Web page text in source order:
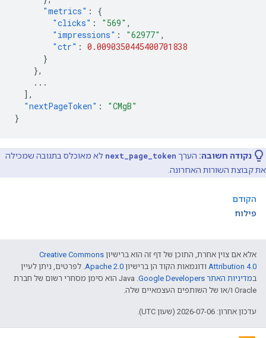
"metrics" :
{
"clicks" : "569" ,
"impressions" : "62977" ,
"ctr" : 0.0090350445400701838
}
},
...
],
"nextPageToken" :
"CMgB"
}
נקודה חשובה: הערך next_page_token לא מאוכלס בתגובה שמכילה
את קבוצת השורות האחרונה.
הקודם
פילוח
אלא אם צוין אחרת, התוכן של דף זה הוא ברישיון Creative Commons
Attribution 4.0 ודוגמאות הקוד הן ברישיון Apache 2.0. לפרטים, ניתן לעיין
במדיניות האתר Google Developers‏
.‏ Java הוא סימן מסחרי רשום של חברת
Oracle ו/או של השותפים העצמאיים שלה.
עדכון אחרון: 2026-07-06 (שעון UTC).